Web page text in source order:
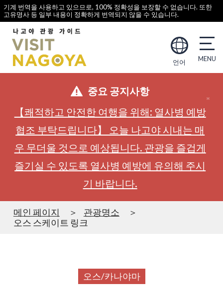
기계 번역을 사용하고 있으므로, 100% 정확성을 보장할 수 없습니다. 또한
고유명사 등 일부 내용이 정확하게 번역되지 않을 수 있습니다.
언어
중요 공지사항
【쾌적하고 안전한 여행을 위해: 열사병 예방
협조 부탁드립니다】 오늘 나고야 시내는 매
우 무더울 것으로 예상됩니다. 관광을 즐겁게
즐기실 수 있도록 열사병 예방에 유의해 주시
기 바랍니다.
메인 페이지
관광명소
오스 스케이트 링크
오스/카나야마